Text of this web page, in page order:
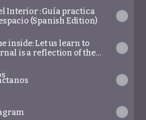
Interior : Guía practica
(Spanish Edition)
inside: Let us learn to
is a reflection of the